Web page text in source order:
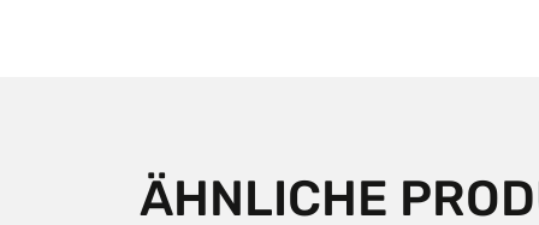
ÄHNLICHE